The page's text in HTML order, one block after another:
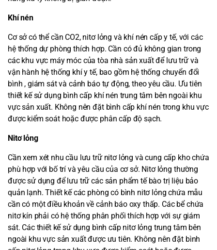
Khí nén
Cơ sở có thể cần CO2, nitơ lỏng và khí nén cấp y tế, với các
hệ thống dự phòng thích hợp. Cần có đủ không gian trong
các khu vực máy móc của tòa nhà sản xuất để lưu trữ và
vận hành hệ thống khí y tế, bao gồm hệ thống chuyển đổi
bình , giám sát và cảnh báo tự động, theo yêu cầu. Ưu tiên
thiết kế sử dụng bình cấp khí nén trung tâm bên ngoài khu
vực sản xuất. Không nên đặt bình cấp khí nén trong khu vực
được kiểm soát hoặc được phân cấp độ sạch.
Nitơ lỏng
Cần xem xét nhu cầu lưu trữ nitơ lỏng và cung cấp kho chứa
phù hợp với bố trí và yêu cầu của cơ sở. Nitơ lỏng thường
được sử dụng để lưu trữ các sản phẩm tế bào trị liệu bảo
quản lạnh. Thiết kế các phòng có bình nitơ lỏng chứa mẫu
cần có một điều khoản về cảnh báo oxy thấp. Các bể chứa
nitơ kín phải có hệ thống phân phối thích hợp với sự giám
sát. Các thiết kế sử dụng bình cấp nitơ lỏng trung tâm bên
ngoài khu vực sản xuất được ưu tiên. Không nên đặt bình